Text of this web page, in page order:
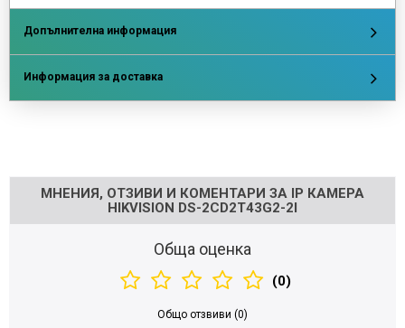
Допълнителна информация
Информация за доставка
МНЕНИЯ, ОТЗИВИ И КОМЕНТАРИ ЗА IP КАМЕРА
HIKVISION DS-2CD2T43G2-2I
Обща оценка
(0)
Общо отзвиви (0)